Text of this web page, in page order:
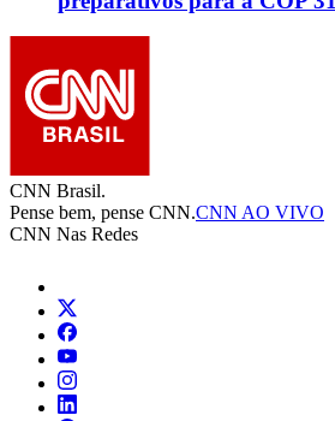
CNN Brasil.
Pense bem, pense CNN.CNN AO VIVO
CNN Nas Redes